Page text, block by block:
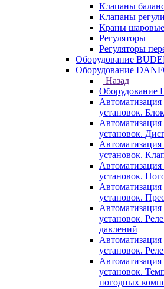
Клапаны
Клапаны
Краны шаровые
Регуляторы
Регуляторы
Оборудование
Оборудование
Назад
Оборудование
установок.
установок.
установок.
установок.
установок.
установок.
давлений
установок.
установок.
погодных